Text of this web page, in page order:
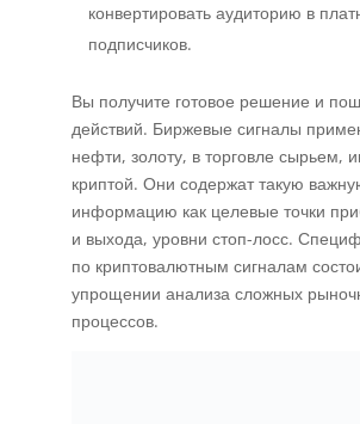
конвертировать аудиторию в
подписчиков.
Вы получите готовое решение и
действий. Биржевые сигналы
нефти, золоту, в торговле сырьем,
криптой. Они содержат такую
информацию как целевые точки
и выхода, уровни стоп-лосс.
по криптовалютным сигналам
упрощении анализа сложных
процессов.